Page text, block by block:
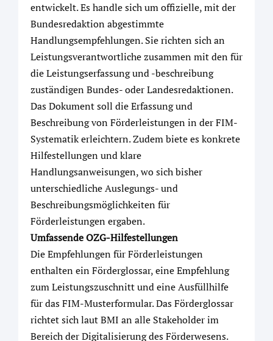
entwickelt. Es handle sich um offizielle, mit der
Bundesredaktion abgestimmte
Handlungsempfehlungen. Sie richten sich an
Leistungsverantwortliche zusammen mit den für
die Leistungserfassung und -beschreibung
zuständigen Bundes- oder Landesredaktionen.
Das Dokument soll die Erfassung und
Beschreibung von Förderleistungen in der FIM-
Systematik erleichtern. Zudem biete es konkrete
Hilfestellungen und klare
Handlungsanweisungen, wo sich bisher
unterschiedliche Auslegungs- und
Beschreibungsmöglichkeiten für
Förderleistungen ergaben.
Umfassende OZG-Hilfestellungen
Die Empfehlungen für Förderleistungen
enthalten ein Förderglossar, eine Empfehlung
zum Leistungszuschnitt und eine Ausfüllhilfe
für das FIM-Musterformular. Das Förderglossar
richtet sich laut BMI an alle Stakeholder im
Bereich der Digitalisierung des Förderwesens.